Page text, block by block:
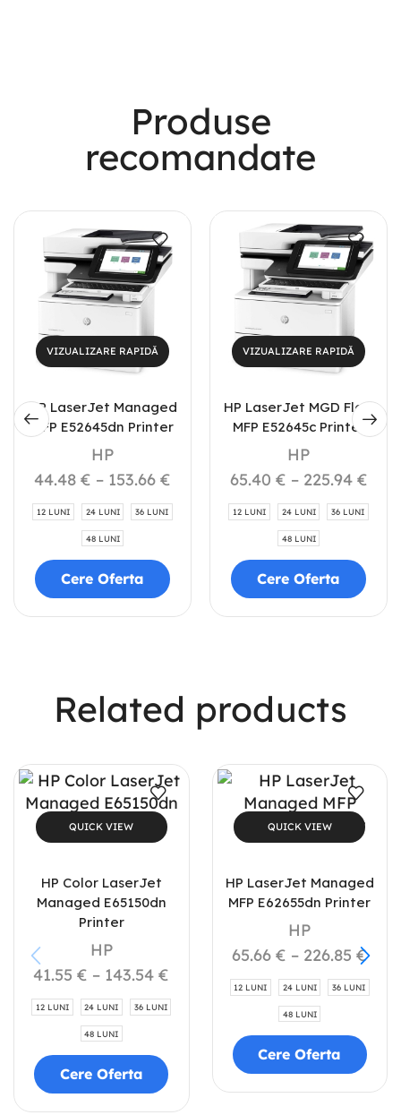
Powerbank
Shop Now
Produse
recomandate
VIZUALIZARE RAPIDĂ
HP LaserJet Managed
MFP E52645dn Printer
HP
44.48 € – 153.66 €
12 LUNI 24 LUNI 36 LUNI
48 LUNI
Cere Oferta
VIZUALIZARE RAPIDĂ
HP LaserJet MGD Flow
MFP E52645c Printer
HP
65.40 € – 225.94 €
12 LUNI 24 LUNI 36 LUNI
48 LUNI
Cere Oferta
Related products
QUICK VIEW
HP Color LaserJet
Managed E65150dn
Printer
HP
41.55€ – 143.54€
12 LUNI 24 LUNI 36 LUNI
48 LUNI
Cere Oferta
QUICK VIEW
HP LaserJet Managed
MFP E62655dn Printer
HP
65.66€ – 226.85€
12 LUNI 24 LUNI 36 LUNI
48 LUNI
Cere Oferta